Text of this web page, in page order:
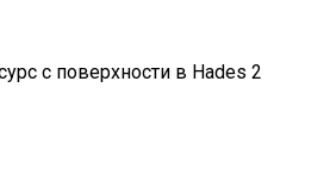
с поверхности в Hades 2